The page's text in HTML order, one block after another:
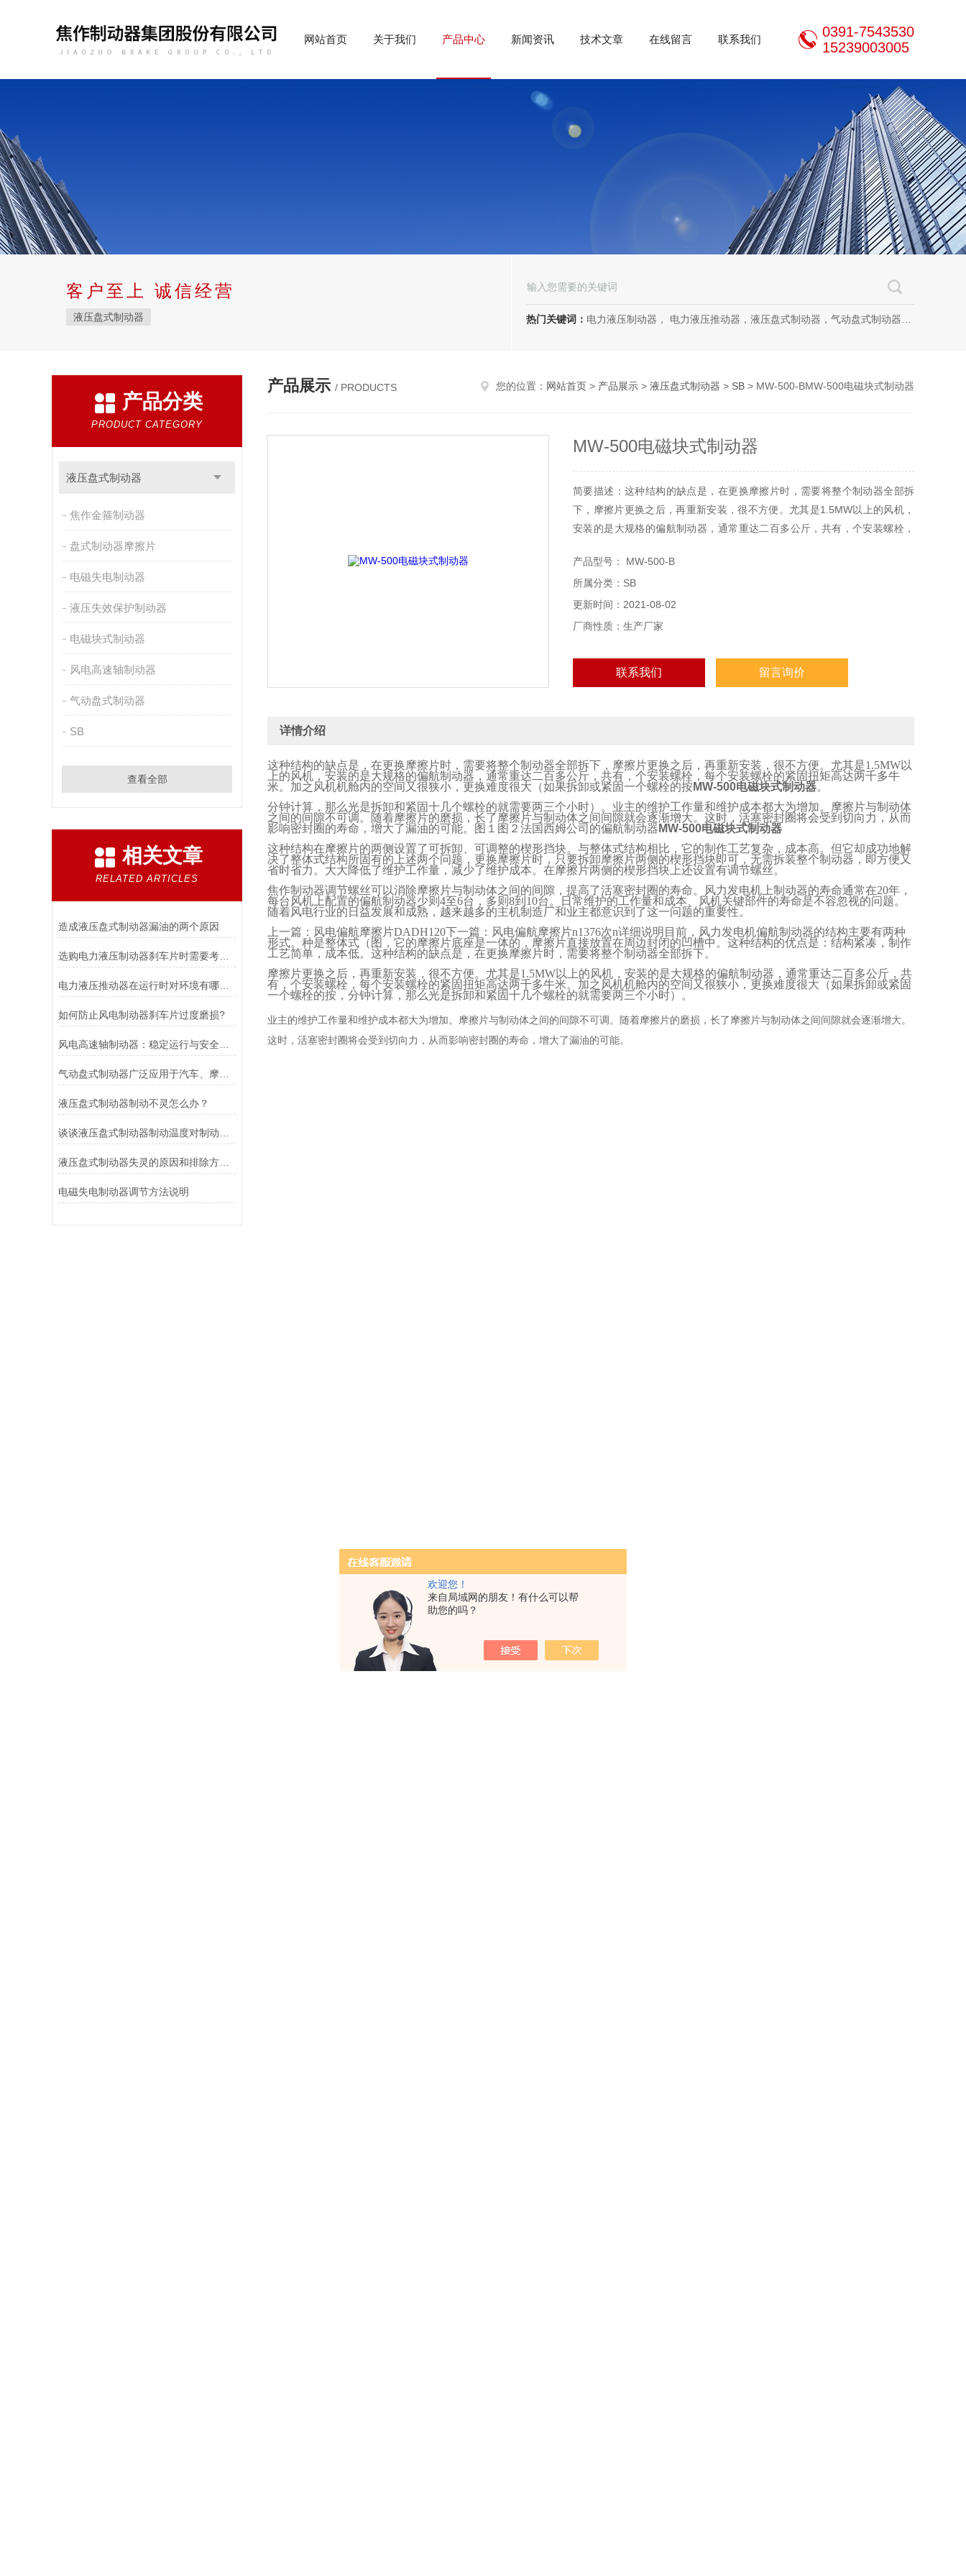
欢迎您！
来自局域网的朋友！有什么可以帮
助您的吗？
网站首页 关于我们 产品中心 新闻资讯 技术文章 在线留言 联系我们
0391-7543530
15239003005
客户至上 诚信经营
液压盘式制动器 热门关键词： 电力液压制动器， 电力液压推动器，液压盘式制动器，气动盘式制动器，刹车片，焦作制动器股份有限公司，焦作金箍制动器，焦作金箍临瑞制动器股份有限公司
产品分类
PRODUCT CATEGORY
液压盘式制动器
焦作金箍制动器
盘式制动器摩擦片
电磁失电制动器
液压失效保护制动器
电磁块式制动器
风电高速轴制动器
气动盘式制动器
SB
查看全部
相关文章
RELATED ARTICLES
造成液压盘式制动器漏油的两个原因
选购电力液压制动器刹车片时需要考虑的问题有哪些？
电力液压推动器在运行时对环境有哪些要求？
如何防止风电制动器刹车片过度磨损?
气动盘式制动器广泛应用于汽车、摩托车和自行车等交通工具中
液压盘式制动器制动不灵怎么办？
液压盘式制动器失灵的原因和排除方法介绍
电磁失电制动器调节方法说明
产品展示 / PRODUCTS 您的位置： 网站首页 > 产品展示 > 液压盘式制动器 > SB > MW-500-BMW-500电磁块式制动器
MW-500电磁块式制动器
简要描述：这种结构的缺点是，在更换摩擦片时，需要将整个制动器全部拆
下，摩擦片更换之后，再重新安装，很不方便。尤其是1.5MW以上的风机，
安装的是大规格的偏航制动器，通常重达二百多公斤，共有，个安装螺栓，
MW-500电磁块式制动器。
产品型号： MW-500-B
所属分类：SB
更新时间：2021-08-02
厂商性质：生产厂家
联系我们 留言询价
详情介绍
这种结构的缺点是，在更换摩擦片时，需要将整个制动器全部拆下，摩擦片更换之后，再重新安装，很不方便。尤其是1.5MW以
上的风机，安装的是大规格的偏航制动器，通常重达二百多公斤，共有，个安装螺栓，每个安装螺栓的紧固扭矩高达两千多牛
米。加之风机机舱内的空间又很狭小，更换难度很大（如果拆卸或紧固一个螺栓的按MW-500电磁块式制动器。
分钟计算，那么光是拆卸和紧固十几个螺栓的就需要两三个小时）。业主的维护工作量和维护成本都大为增加。摩擦片与制动体
之间的间隙不可调。随着摩擦片的磨损，长了摩擦片与制动体之间间隙就会逐渐增大。这时，活塞密封圈将会受到切向力，从而
影响密封圈的寿命，增大了漏油的可能。图１图２法国西姆公司的偏航制动器 MW-500电磁块式制动器
这种结构在摩擦片的两侧设置了可拆卸、可调整的楔形挡块。与整体式结构相比，它的制作工艺复杂，成本高。但它却成功地解
决了整体式结构所固有的上述两个问题，更换摩擦片时，只要拆卸摩擦片两侧的楔形挡块即可，无需拆装整个制动器，即方便又
省时省力。大大降低了维护工作量，减少了维护成本。在摩擦片两侧的楔形挡块上还设置有调节螺丝。
焦作制动器调节螺丝可以消除摩擦片与制动体之间的间隙，提高了活塞密封圈的寿命。风力发电机上制动器的寿命通常在20年，
每台风机上配置的偏航制动器少则 4至6台，多则 8到 10台。日常维护的工作量和成本、风机关键部件的寿命是不容忽视的问题。
随着风电行业的日益发展和成熟，越来越多的主机制造厂和业主都意识到了这一问题的重要性。
上一篇：风电偏航摩擦片DADH120下一篇：风电偏航摩擦片n1376次n详细说明目前，风力发电机偏航制动器的结构主要有两种
形式。种是整体式（图，它的摩擦片底座是一体的，摩擦片直接放置在周边封闭的凹槽中。这种结构的优点是：结构紧凑，制作
工艺简单，成本低。这种结构的缺点是，在更换摩擦片时，需要将整个制动器全部拆下。
摩擦片更换之后，再重新安装，很不方便。尤其是1.5MW以上的风机，安装的是大规格的偏航制动器，通常重达二百多公斤，共
有，个安装螺栓，每个安装螺栓的紧固扭矩高达两千多牛米。加之风机机舱内的空间又很狭小，更换难度很大（如果拆卸或紧固
一个螺栓的按，分钟计算，那么光是拆卸和紧固十几个螺栓的就需要两三个小时）。
业主的维护工作量和维护成本都大为增加。摩擦片与制动体之间的间隙不可调。随着摩擦片的磨损，长了摩擦片与制动体之间间隙就会逐渐增大。
这时，活塞密封圈将会受到切向力，从而影响密封圈的寿命，增大了漏油的可能。